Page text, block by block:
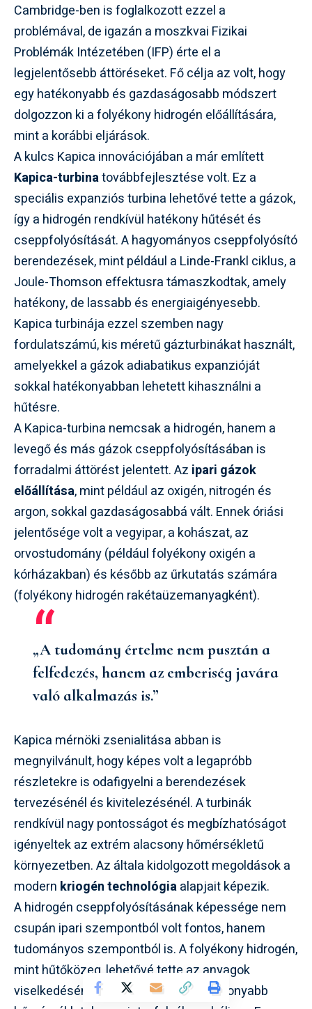
Cambridge-ben is foglalkozott ezzel a
problémával, de igazán a moszkvai Fizikai
Problémák Intézetében (IFP) érte el a
legjelentősebb áttöréseket. Fő célja az volt, hogy
egy hatékonyabb és gazdaságosabb módszert
dolgozzon ki a folyékony hidrogén előállítására,
mint a korábbi eljárások.
A kulcs Kapica innovációjában a már említett
Kapica-turbinatovábbfejlesztése volt. Ez a
speciális expanziós turbina lehetővé tette a gázok,
így a hidrogén rendkívül hatékony hűtését és
cseppfolyósítását. A hagyományos cseppfolyósító
berendezések, mint például a Linde-Frankl ciklus, a
Joule-Thomson effektusra támaszkodtak, amely
hatékony, de lassabb és energiaigényesebb.
Kapica turbinája ezzel szemben nagy
fordulatszámú, kis méretű gázturbinákat használt,
amelyekkel a gázok adiabatikus expanzióját
sokkal hatékonyabban lehetett kihasználni a
hűtésre.
A Kapica-turbina nemcsak a hidrogén, hanem a
levegő és más gázok cseppfolyósításában is
forradalmi áttörést jelentett. Az ipari gázok
előállítása, mint például az oxigén, nitrogén és
argon, sokkal gazdaságosabbá vált. Ennek óriási
jelentősége volt a vegyipar, a kohászat, az
orvostudomány (például folyékony oxigén a
kórházakban) és később az űrkutatás számára
(folyékony hidrogén rakétaüzemanyagként).
„A tudomány értelme nem pusztán a
felfedezés, hanem az emberiség javára
való alkalmazás is.”
Kapica mérnöki zsenialitása abban is
megnyilvánult, hogy képes volt a legapróbb
részletekre is odafigyelni a berendezések
tervezésénél és kivitelezésénél. A turbinák
rendkívül nagy pontosságot és megbízhatóságot
igényeltek az extrém alacsony hőmérsékletű
környezetben. Az általa kidolgozott megoldások a
modern kriogén technológiaalapjait képezik.
A hidrogén cseppfolyósításának képessége nem
csupán ipari szempontból volt fontos, hanem
tudományos szempontból is. A folyékony hidrogén,
mint hűtőközeg, lehetővé tette az anyagok
viselkedésének vizsgálatát még alacsonyabb